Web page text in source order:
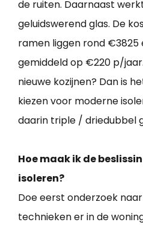
de ruiten. Daarnaast
geluidswerend glas. De
ramen liggen rond €3825
gemiddeld op €220 p/
nieuwe kozijnen? Dan is
kiezen voor moderne
daarin triple / driedubbel
Hoe maak ik de
isoleren?
Doe eerst onderzoek
technieken er in de